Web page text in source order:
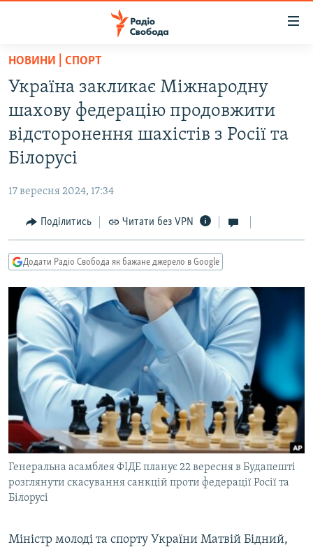
Перейти
основного
матеріалу
Перейти
до
основної
Перейти
пошуку
ВСЕ ЗА ДОБУ
СТАТТІ
СУСПІЛЬСТВО
КУЛЬТУРА
СПОРТ
СВІТ
ВІЙНА
ДОНБАС.РЕАЛІЇ
КРИМ.РЕАЛІЇ
ТИ ЯК?
КИТАЙ.ВИКЛИКИ
МУЛЬТИМЕДІА
ФОТО
СПЕЦПРОЄКТИ
ПОДКАСТИ
КРИМ РЕАЛІЇ
РУС
УКР
КТАТ
ДОЛУЧАЙСЯ!
НОВИНИ | СПОРТ
Україна закликає Міжнародну
шахову федерацію продовжити
відсторонення шахістів з Росії та
Білорусі
17 вересня 2024, 17:34
Поділитись Читати без VPN
Додати Радіо Свобода як бажане джерело в Google
Генеральна асамблея ФІДЕ планує 22 вересня в Будапешті
розглянути скасування санкцій проти федерації Росії та
Білорусі
Міністр молоді та спорту України Матвій Бідний,